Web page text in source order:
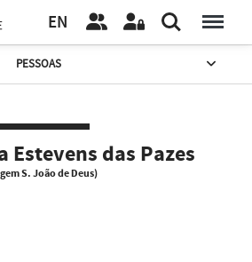
EN
PESSOAS
Estevens das Pazes
S. João de Deus)